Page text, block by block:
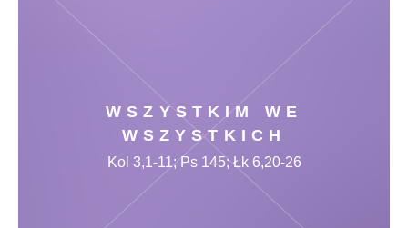
WSZYSTKIM WE
WSZYSTKICH
Kol 3,1-11; Ps 145; Łk 6,20-26